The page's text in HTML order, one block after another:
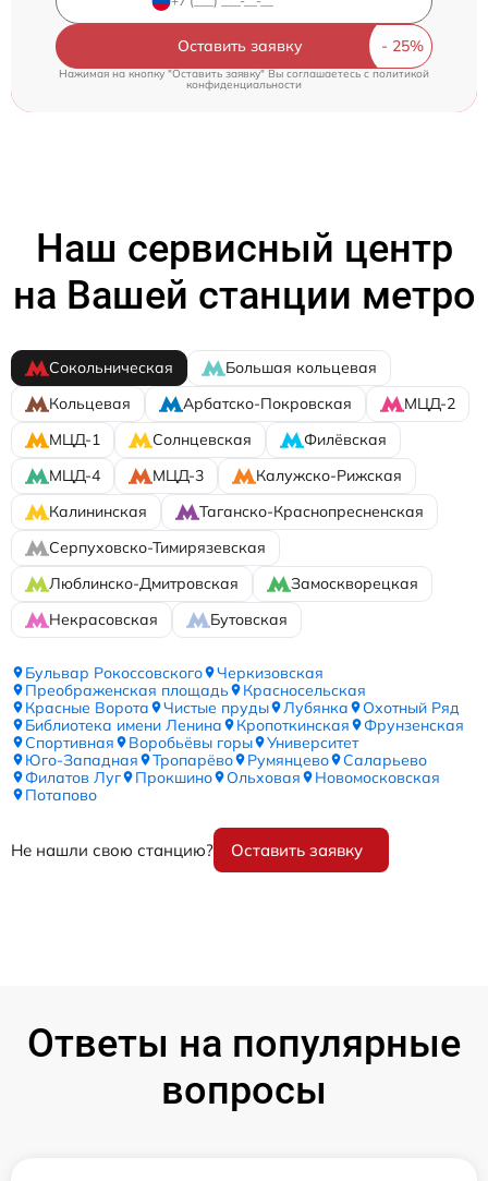
Оставить заявку
Нажимая на кнопку "Оставить заявку" Вы соглашаетесь cполитикой
конфиденциальности
Наш сервисный центр
на Вашей станции метро
Сокольническая
Большая кольцевая
Кольцевая
Арбатско-Покровская
МЦД-2
МЦД-1
Солнцевская
Филёвская
МЦД-4
МЦД-3
Калужско-Рижская
Калининская
Таганско-Краснопресненская
Серпуховско-Тимирязевская
Люблинско-Дмитровская
Замоскворецкая
Некрасовская
Бутовская
Бульвар Рокоссовского
Черкизовская
Преображенская площадь
Красносельская
Красные Ворота
Чистые пруды Лубянка
Охотный Ряд
Библиотека имени Ленина
Кропоткинская
Фрунзенская
Спортивная
Воробьёвы горы
Университет
Юго-Западная
Тропарёво Румянцево
Саларьево
Филатов Луг
Прокшино Ольховая
Новомосковская
Потапово
Не нашли свою станцию? Оставить заявку
Ответы на популярные
вопросы